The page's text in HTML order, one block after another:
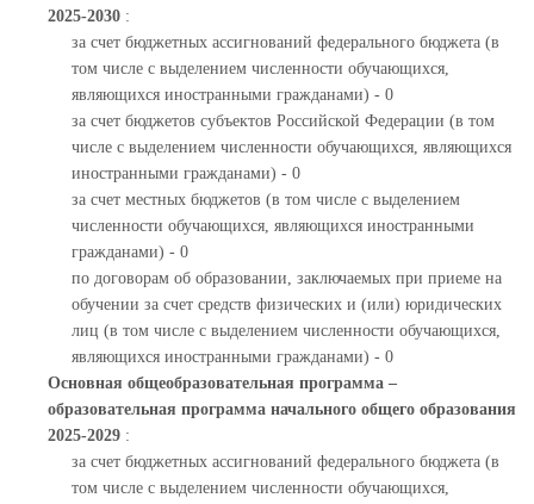
2025-2030 :
за счет бюджетных ассигнований федерального бюджета (в
том числе с выделением численности обучающихся,
являющихся иностранными гражданами) - 0
за счет бюджетов субъектов Российской Федерации (в том
числе с выделением численности обучающихся, являющихся
иностранными гражданами) - 0
за счет местных бюджетов (в том числе с выделением
численности обучающихся, являющихся иностранными
гражданами) - 0
по договорам об образовании, заключаемых при приеме на
обучении за счет средств физических и (или) юридических
лиц (в том числе с выделением численности обучающихся,
являющихся иностранными гражданами) - 0
Основная общеобразовательная программа –
образовательная программа начального общего образования
2025-2029 :
за счет бюджетных ассигнований федерального бюджета (в
том числе с выделением численности обучающихся,